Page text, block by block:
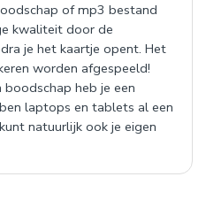
of mp3 bestand
kwaliteit door de
je het kaartje opent. Het
worden afgespeeld!
heb je een
laptops en tablets al een
natuurlijk ook je eigen